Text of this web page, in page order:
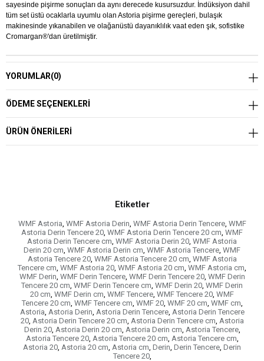
sayesinde pişirme sonuçları da aynı derecede kusursuzdur. İndüksiyon dahil
tüm set üstü ocaklarla uyumlu olan Astoria pişirme gereçleri, bulaşık
makinesinde yıkanabilen ve olağanüstü dayanıklılık vaat eden şık, sofistike
Cromargan®'dan üretilmiştir.
YORUMLAR(0)
ÖDEME SEÇENEKLERI
ÜRÜN ÖNERILERI
Etiketler
WMF Astoria, WMF Astoria Derin, WMF Astoria Derin Tencere, WMF
Astoria Derin Tencere 20, WMF Astoria Derin Tencere 20 cm, WMF
Astoria Derin Tencere cm, WMF Astoria Derin 20, WMF Astoria
Derin 20 cm, WMF Astoria Derin cm, WMF Astoria Tencere, WMF
Astoria Tencere 20, WMF Astoria Tencere 20 cm, WMF Astoria
Tencere cm, WMF Astoria 20, WMF Astoria 20 cm, WMF Astoria cm,
WMF Derin, WMF Derin Tencere, WMF Derin Tencere 20, WMF Derin
Tencere 20 cm, WMF Derin Tencere cm, WMF Derin 20, WMF Derin
20 cm, WMF Derin cm, WMF Tencere, WMF Tencere 20, WMF
Tencere 20 cm, WMF Tencere cm, WMF 20, WMF 20 cm, WMF cm,
Astoria, Astoria Derin, Astoria Derin Tencere, Astoria Derin Tencere
20, Astoria Derin Tencere 20 cm, Astoria Derin Tencere cm, Astoria
Derin 20, Astoria Derin 20 cm, Astoria Derin cm, Astoria Tencere,
Astoria Tencere 20, Astoria Tencere 20 cm, Astoria Tencere cm,
Astoria 20, Astoria 20 cm, Astoria cm, Derin, Derin Tencere, Derin
Tencere 20,